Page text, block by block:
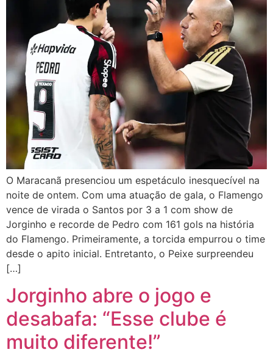
O Maracanã presenciou um espetáculo inesquecível na
noite de ontem. Com uma atuação de gala, o Flamengo
vence de virada o Santos por 3 a 1 com show de
Jorginho e recorde de Pedro com 161 gols na história
do Flamengo. Primeiramente, a torcida empurrou o time
desde o apito inicial. Entretanto, o Peixe surpreendeu
[…]
Jorginho abre o jogo e
desabafa: “Esse clube é
muito diferente!”